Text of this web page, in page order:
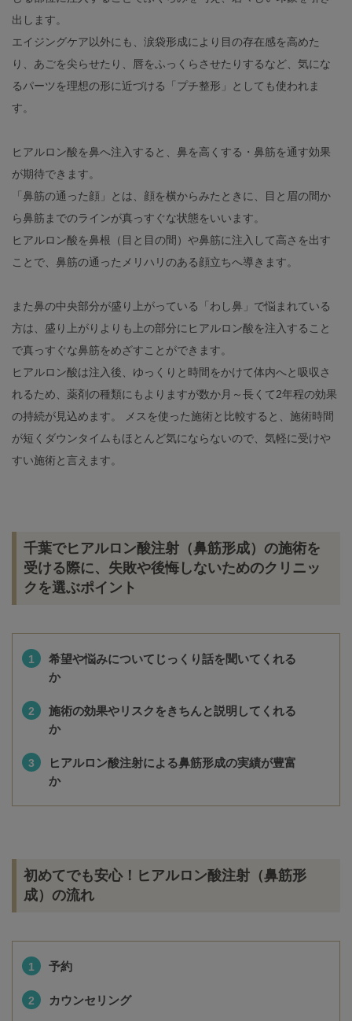
出します。
エイジングケア以外にも、涙袋形成により目の存在感を高めた
り、あごを尖らせたり、唇をふっくらさせたりするなど、気にな
るパーツを理想の形に近づける「プチ整形」としても使われま
す。
ヒアルロン酸を鼻へ注入すると、鼻を高くする・鼻筋を通す効果
が期待できます。
「鼻筋の通った顔」とは、顔を横からみたときに、目と眉の間か
ら鼻筋までのラインが真っすぐな状態をいいます。
ヒアルロン酸を鼻根（目と目の間）や鼻筋に注入して高さを出す
ことで、鼻筋の通ったメリハリのある顔立ちへ導きます。
また鼻の中央部分が盛り上がっている「わし鼻」で悩まれている
方は、盛り上がりよりも上の部分にヒアルロン酸を注入すること
で真っすぐな鼻筋をめざすことができます。
ヒアルロン酸は注入後、ゆっくりと時間をかけて体内へと吸収さ
れるため、薬剤の種類にもよりますが数か月～長くて2年程の効果
の持続が見込めます。 メスを使った施術と比較すると、施術時間
が短くダウンタイムもほとんど気にならないので、気軽に受けや
すい施術と言えます。
千葉でヒアルロン酸注射（鼻筋形成）の施術を
受ける際に、失敗や後悔しないためのクリニッ
クを選ぶポイント
希望や悩みについてじっくり話を聞いてくれる
か
施術の効果やリスクをきちんと説明してくれる
か
ヒアルロン酸注射による鼻筋形成の実績が豊富
か
初めてでも安心！ヒアルロン酸注射（鼻筋形
成）の流れ
予約
カウンセリング